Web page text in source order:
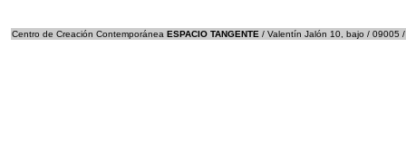
Centro de Creación Contemporánea ESPACIO TANGENTE / Valentín Jalón 10, bajo / 09005